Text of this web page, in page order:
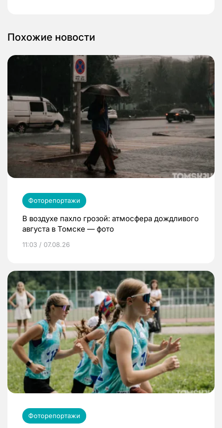
Похожие новости
Фоторепортажи
В воздухе пахло грозой: атмосфера дождливого
августа в Томске — фото
11:03 / 07.08.26
Фоторепортажи